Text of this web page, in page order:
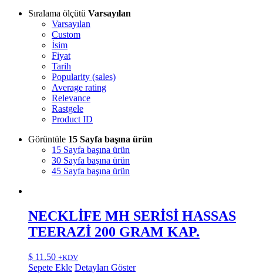
Sıralama ölçütü Varsayılan
Varsayılan
Custom
İsim
Fiyat
Tarih
Popularity (sales)
Average rating
Relevance
Rastgele
Product ID
Görüntüle 15 Sayfa başına ürün
15 Sayfa başına ürün
30 Sayfa başına ürün
45 Sayfa başına ürün
NECKLİFE MH SERİSİ HASSAS
TEERAZİ 200 GRAM KAP.
$ 11.50 +KDV
Sepete Ekle Detayları Göster